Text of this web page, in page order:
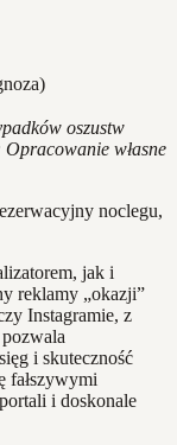
oszustw
własne
jak i
reklamy „okazji”
Instagramie, z
i skuteczność
fałszywymi
i doskonale